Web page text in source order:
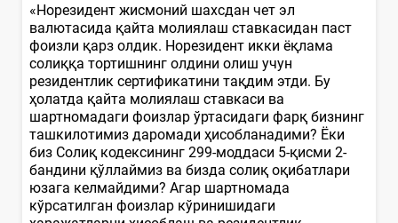
«Норезидент жисмоний шахсдан чет эл
валютасида қайта молиялаш ставкасидан паст
фоизли қарз олдик. Норезидент икки ёқлама
солиққа тортишнинг олдини олиш учун
резидентлик сертификатини тақдим этди. Бу
ҳолатда қайта молиялаш ставкаси ва
шартномадаги фоизлар ўртасидаги фарқ бизнинг
ташкилотимиз даромади ҳисобланадими? Ёки
биз Солиқ кодексининг 299-моддаси 5-қисми 2-
бандини қўллаймиз ва бизда солиқ оқибатлари
юзага келмайдими? Агар шартномада
кўрсатилган фоизлар кўринишидаги